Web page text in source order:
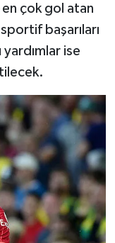
çok gol atan
başarıları
ise